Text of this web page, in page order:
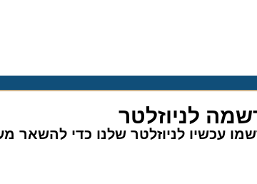
לניוזלטר
עכשיו לניוזלטר שלנו כדי להשאר